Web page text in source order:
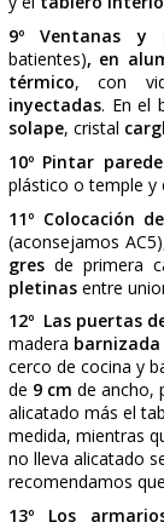
tubería de
todos los
bajantes
conexiones
Pinche aquí,
6º Falso techo
para acoplar
7º Solado de
de primera